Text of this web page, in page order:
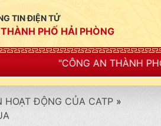
TIN ĐIỆN TỬ
PHỐ HẢI PHÒNG
AN THÀNH PHỐ HẢI PHÒNG
HOẠT ĐỘNG CỦA CATP »